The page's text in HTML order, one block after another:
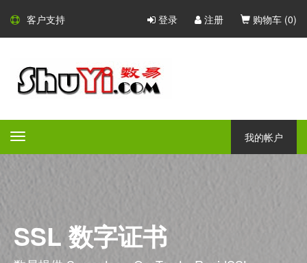
客户支持 登录 注册 购物车 (0)
Toggle
navigation
我的帐户
SSL 数字证书